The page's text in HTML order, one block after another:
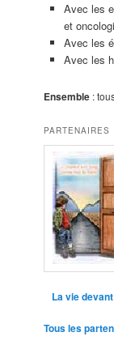
Avec les
et
Avec les
Avec les
Ensemble :
PARTENAIRES
La vie
Tous les